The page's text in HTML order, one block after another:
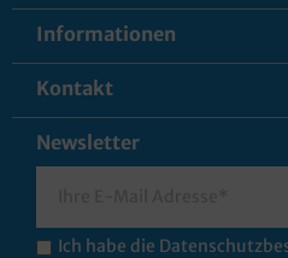
Informationen
Kontakt
Newsletter
Ich habe die